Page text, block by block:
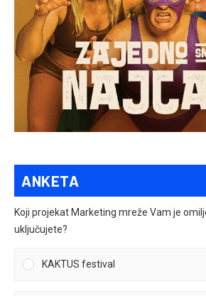
ANKETA
Koji projekat Marketing mreže Vam je
uključujete?
KAKTUS festival